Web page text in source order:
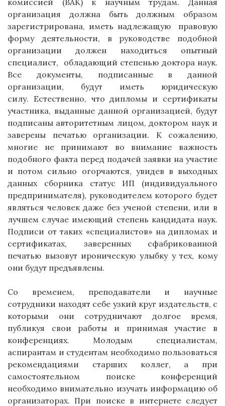
комиссией (ВАК) к научным трудам. Данная
организация должна быть должным образом
зарегистрирована, иметь надлежащую правовую
форму деятельности, в руководстве подобной
организации должен находиться опытный
специалист, обладающий степенью доктора наук.
Все документы, подписанные в данной
организации, будут иметь юридическую
силу. Естественно, что дипломы и сертификаты
участника, выданные данной организацией, будут
подписаны авторитетным лицом, доктором наук и
заверены печатью организации. К сожалению,
многие не принимают во внимание важность
подобного факта перед подачей заявки на участие
и потом сильно огорчаются, увидев в выходных
данных сборника статус ИП (индивидуального
предпринимателя), руководителем которого будет
являться человек даже без ученой степени, или в
лучшем случае имеющий степень кандидата наук.
Подписи от таких «специалистов» на дипломах и
сертификатах, заверенных сфабрикованной
печатью вызовут ироническую улыбку у тех, кому
они будут предъявлены.
Со временем, преподаватели и научные
сотрудники находят себе узкий круг издательств, с
которыми они сотрудничают долгое время,
публикуя свои работы и принимая участие в
конференциях. Молодым специалистам,
аспирантам и студентам необходимо пользоваться
рекомендациями старших коллег, а при
самостоятельном поиске конференций
необходимо внимательно изучать информацию об
организаторах. При поиске в интернете следует